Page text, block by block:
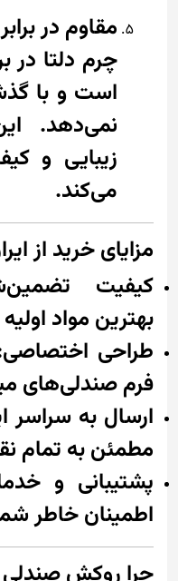
مقاوم در
است و با
نمی‌دهد.
زیبایی و
می‌کند.
مزایای خرید از
کیفیت
بهترین مواد
طراحی
فرم صندلی‌های
ارسال به سراسر
مطمئن به تمام
پشتیبانی و
اطمینان خاطر